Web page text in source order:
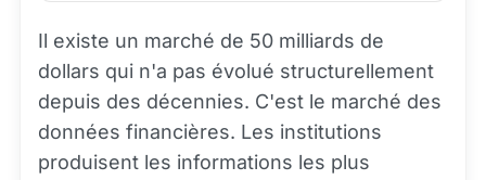
Il existe un marché de 50 milliards de
dollars qui n'a pas évolué structurellement
depuis des décennies. C'est le marché des
données financières. Les institutions
produisent les informations les plus